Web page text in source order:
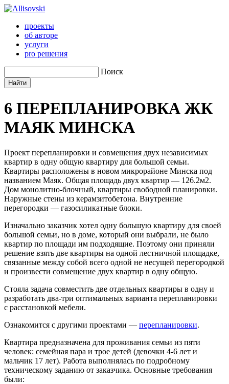
проекты
об авторе
услуги
pro решения
Поиск
6 ПЕРЕПЛАНИРОВКА ЖК
МАЯК МИНСКА
Проект перепланировки и совмещения двух независимых
квартир в одну общую квартиру для большой семьи.
Квартиры расположены в новом микрорайоне Минска под
названием Маяк. Общая площадь двух квартир — 126.2м2.
Дом монолитно-блочный, квартиры свободной планировки.
Наружные стены из керамзитобетона. Внутренние
перегородки — газосиликатные блоки.
Изначально заказчик хотел одну большую квартиру для своей
большой семьи, но в доме, который они выбрали, не было
квартир по площади им подходящие. Поэтому они приняли
решение взять две квартиры на одной лестничной площадке,
связанные между собой всего одной не несущей перегородкой
и произвести совмещение двух квартир в одну общую.
Стояла задача совместить две отдельных квартиры в одну и
разработать два-три оптимальных варианта перепланировки
с расстановкой мебели.
Ознакомится с другими проектами — перепланировки.
Квартира предназначена для проживания семьи из пяти
человек: семейная пара и трое детей (девочки 4-6 лет и
мальчик 17 лет). Работа выполнялась по подробному
техническому заданию от заказчика. Основные требования
были: